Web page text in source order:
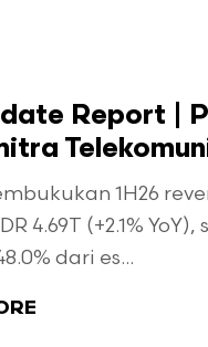
Report |
1H26
4.69T (+2.1% YoY),
dari es...